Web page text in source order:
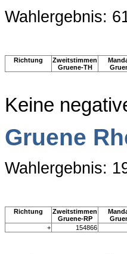
Wahlergebnis:
Richtung
Zweitstimmen
Gruene-TH
Keine
Gruene
Wahlergebnis:
Richtung
Zweitstimmen
Gruene-RP
+
154866